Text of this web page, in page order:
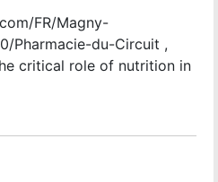
FR/Magny-
Pharmacie-du-Circuit ,
critical role of nutrition in